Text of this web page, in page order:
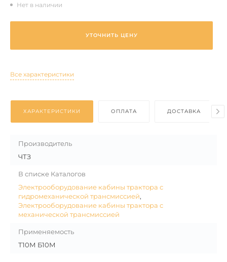
Нет в наличии
УТОЧНИТЬ ЦЕНУ
Все характеристики
ХАРАКТЕРИСТИКИ ОПЛАТА ДОСТАВКА
Производитель
ЧТЗ
В списке Каталогов
Электрооборудование кабины трактора с
гидромеханической трансмиссией,
Электрооборудование кабины трактора с
механической трансмиссией
Применяемость
Т10М Б10М